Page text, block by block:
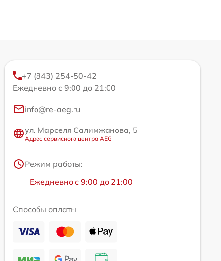
+7 (843) 254-50-42
Ежедневно с 9:00 до 21:00
info@re-aeg.ru
ул. Марселя Салимжанова, 5
Адрес сервисного центра AEG
Режим работы:
Ежедневно с 9:00 до 21:00
Способы оплаты